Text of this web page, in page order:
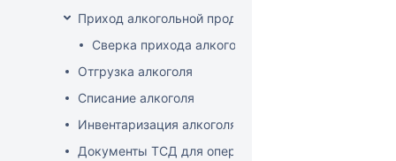
Приход алкогольной продукции
Сверка прихода алкоголя на ТСД
Отгрузка алкоголя
Списание алкоголя
Инвентаризация алкоголя
Документы ТСД для операций с алкоголем